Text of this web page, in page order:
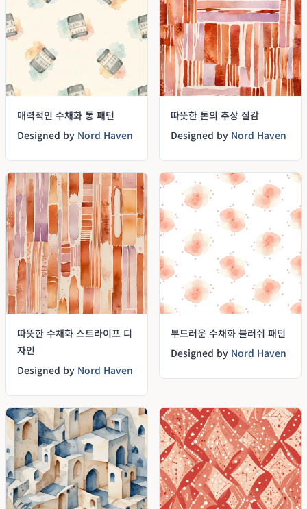
매력적인 수채화 통 패턴
Designed by Nord Haven
따뜻한 톤의 추상 질감
Designed by Nord Haven
따뜻한 수채화 스트라이프 디
자인
Designed by Nord Haven
부드러운 수채화 블러쉬 패턴
Designed by Nord Haven